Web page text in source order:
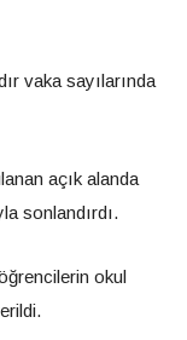
vaka sayılarında
açık alanda
sonlandırdı.
okul